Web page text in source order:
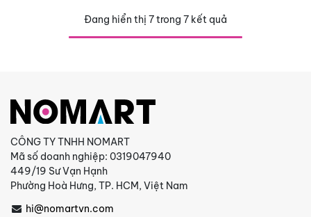
Đang hiển thị 7 trong 7 kết quả
CÔNG TY TNHH NOMART
Mã số doanh nghiệp: 0319047940
449/19 Sư Vạn Hạnh
Phường Hoà Hưng, TP. HCM, Việt Nam
hi@nomartvn.com